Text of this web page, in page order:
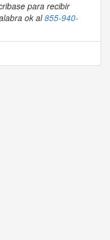
para recibir
ok al855-940-